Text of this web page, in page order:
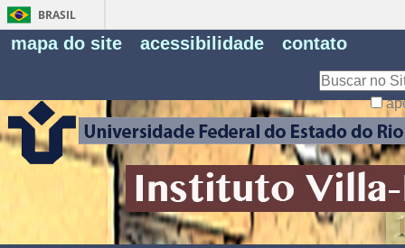
BRASIL
mapa do site acessibilidade contato